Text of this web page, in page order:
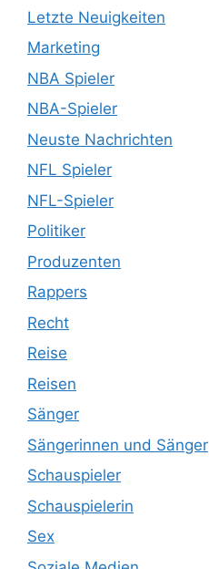
Letzte Neuigkeiten
Marketing
NBA Spieler
NBA-Spieler
Neuste Nachrichten
NFL Spieler
NFL-Spieler
Politiker
Produzenten
Rappers
Recht
Reise
Reisen
Sänger
Sängerinnen und Sänger
Schauspieler
Schauspielerin
Sex